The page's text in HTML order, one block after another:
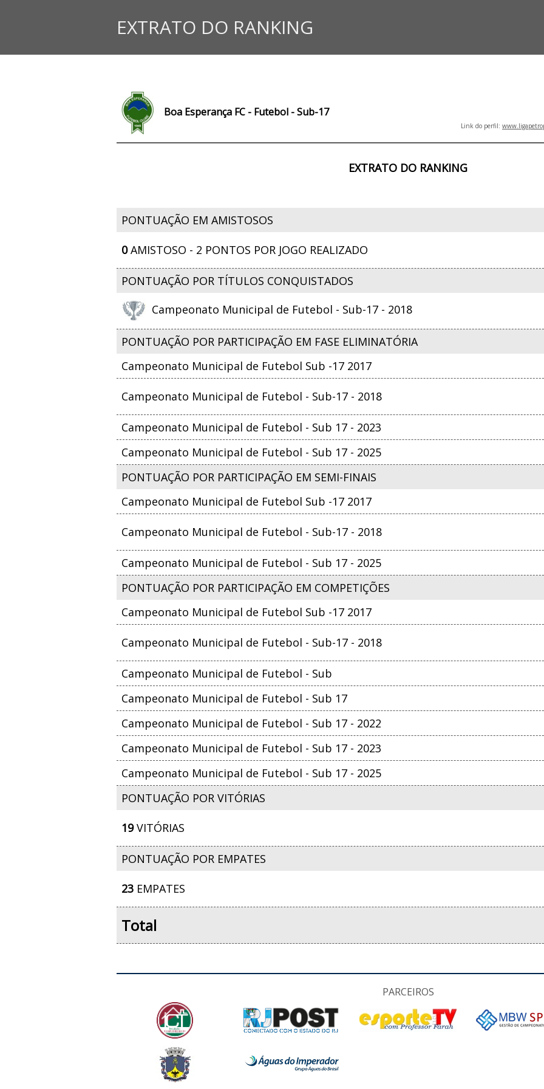
EXTRATO DO RANKING
Boa Esperança FC - Futebol - Sub-17
Link do perfil:
EXTRATO DO RANKING
PONTUAÇÃO EM AMISTOSOS
0AMISTOSO - 2 PONTOS POR JOGO REALIZADO
PONTUAÇÃO POR TÍTULOS CONQUISTADOS
Campeonato Municipal de Futebol - Sub-17 - 2018
PONTUAÇÃO POR PARTICIPAÇÃO EM FASE ELIMINATÓRIA
Campeonato Municipal de Futebol Sub -17 2017
Campeonato Municipal de Futebol - Sub-17 - 2018
Campeonato Municipal de Futebol - Sub 17 - 2023
Campeonato Municipal de Futebol - Sub 17 - 2025
PONTUAÇÃO POR PARTICIPAÇÃO EM SEMI-FINAIS
Campeonato Municipal de Futebol Sub -17 2017
Campeonato Municipal de Futebol - Sub-17 - 2018
Campeonato Municipal de Futebol - Sub 17 - 2025
PONTUAÇÃO POR PARTICIPAÇÃO EM COMPETIÇÕES
Campeonato Municipal de Futebol Sub -17 2017
Campeonato Municipal de Futebol - Sub-17 - 2018
Campeonato Municipal de Futebol - Sub
Campeonato Municipal de Futebol - Sub 17
Campeonato Municipal de Futebol - Sub 17 - 2022
Campeonato Municipal de Futebol - Sub 17 - 2023
Campeonato Municipal de Futebol - Sub 17 - 2025
PONTUAÇÃO POR VITÓRIAS
19VITÓRIAS
PONTUAÇÃO POR EMPATES
23 EMPATES
Total
PARCEIROS